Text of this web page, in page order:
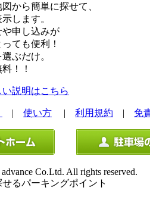
から簡単に探せて、
します。
や申し込みが
ても便利！
ぶだけ。
！！
説明はこちら
| 使い方 | 利用規約 | 免
Co.Ltd. All rights reserved.
るパーキングポイント